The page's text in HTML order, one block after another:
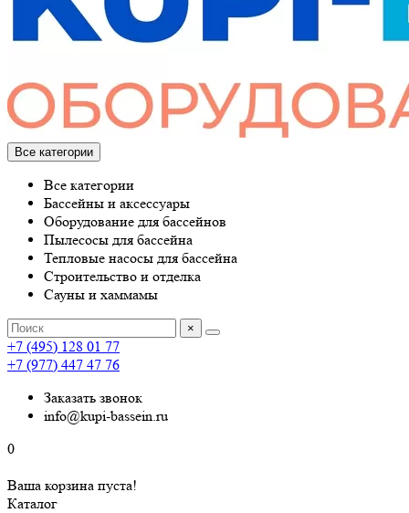
Все категории
Все категории
Бассейны и аксессуары
Оборудование для бассейнов
Пылесосы для бассейна
Тепловые насосы для бассейна
Строительство и отделка
Сауны и хаммамы
×
+7 (495) 128 01 77
+7 (977) 447 47 76
Заказать звонок
info@kupi-bassein.ru
0
Ваша корзина пуста!
Каталог